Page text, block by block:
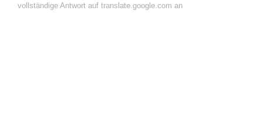
vollständige Antwort auf translate.google.com an